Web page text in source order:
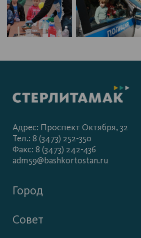
Адрес: Проспект Октября, 32
Тел.: 8 (3473) 252-350
Факс: 8 (3473) 242-436
adm59@bashkortostan.ru
Город
Совет